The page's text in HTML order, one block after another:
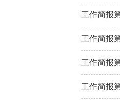
工作简报
工作简报
工作简报
工作简报